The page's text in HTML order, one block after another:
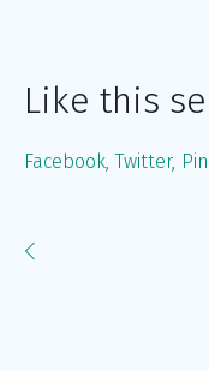
Like this
Facebook Twitter